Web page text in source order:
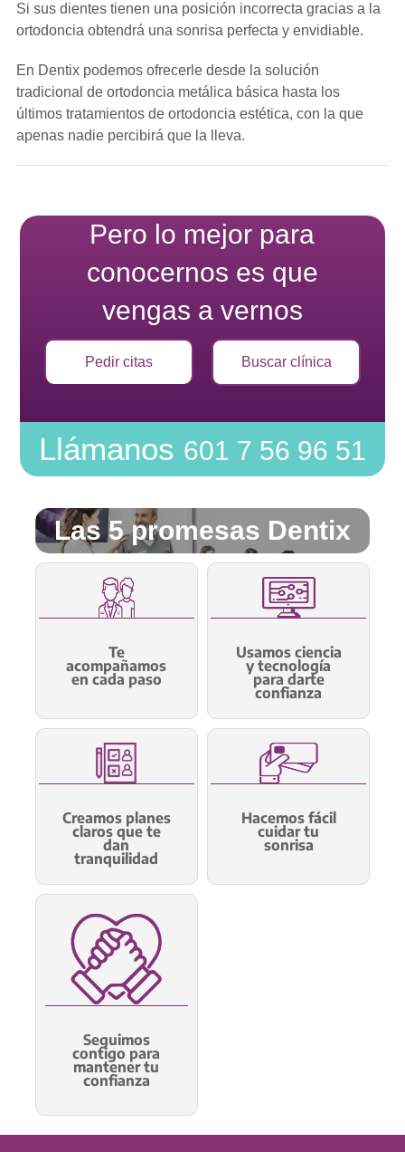
Si sus dientes tienen una posición incorrecta gracias a la
ortodoncia obtendrá una sonrisa perfecta y envidiable.
En Dentix podemos ofrecerle desde la solución
tradicional de ortodoncia metálica básica hasta los
últimos tratamientos de ortodoncia estética, con la que
apenas nadie percibirá que la lleva.
Pero lo mejor para
conocernos es que
vengas a vernos
Pedir citas Buscar clínica
Llámanos 601 7 56 96 51
Las 5 promesas Dentix
Te
acompañamos
en cada paso
Usamos ciencia
y tecnología
para darte
confianza
Creamos planes
claros que te
dan
tranquilidad
Hacemos fácil
cuidar tu
sonrisa
Seguimos
contigo para
mantener tu
confianza